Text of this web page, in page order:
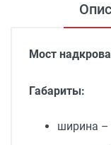
Мост
Габариты:
ширина